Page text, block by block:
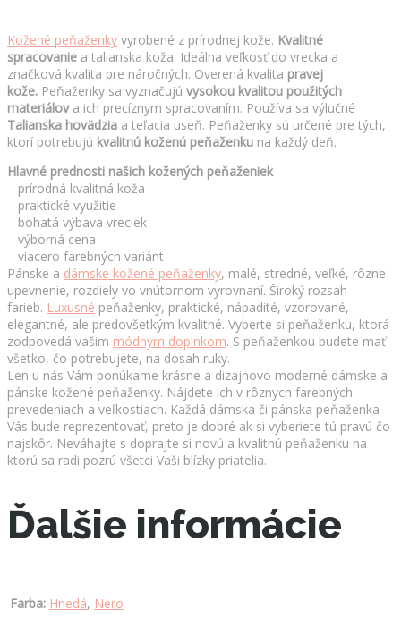
Kožené peňaženky vyrobené z prírodnej kože. Kvalitné
spracovanie a talianska koža. Ideálna veľkosť do vrecka a
značková kvalita pre náročných. Overená kvalita pravej
kože. Peňaženky sa vyznačujú vysokou kvalitou použitých
materiálova ich precíznym spracovaním. Používa sa výlučné
Talianska hovädzia a teľacia useň. Peňaženky sú určené pre tých,
ktorí potrebujú kvalitnú koženú peňaženku na každý deň.
Hlavné prednosti našich kožených peňaženiek
– prírodná kvalitná koža
– praktické využitie
– bohatá výbava vreciek
– výborná cena
– viacero farebných variánt
Pánske a dámske kožené peňaženky, malé, stredné, veľké, rôzne
upevnenie, rozdiely vo vnútornom vyrovnaní. Široký rozsah
farieb. Luxusné peňaženky, praktické, nápadité, vzorované,
elegantné, ale predovšetkým kvalitné. Vyberte si peňaženku, ktorá
zodpovedá vašim módnym doplnkom. S peňaženkou budete mať
všetko, čo potrebujete, na dosah ruky.
Len u nás Vám ponúkame krásne a dizajnovo moderné dámske a
pánske kožené peňaženky. Nájdete ich v rôznych farebných
prevedeniach a veľkostiach. Každá dámska či pánska peňaženka
Vás bude reprezentovať, preto je dobré ak si vyberiete tú pravú čo
najskôr. Neváhajte s doprajte si novú a kvalitnú peňaženku na
ktorú sa radi pozrú všetci Vaši blízky priatelia.
Ďalšie informácie
Farba: Hnedá, Nero